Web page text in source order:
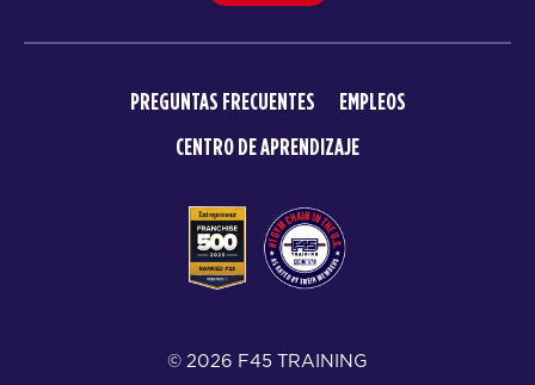
PREGUNTAS FRECUENTES
EMPLEOS
CENTRO DE APRENDIZAJE
© 2026 F45 TRAINING